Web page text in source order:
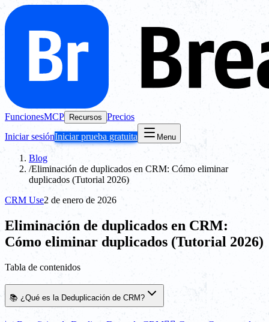
FuncionesMCP Recursos Precios
Iniciar sesiónIniciar prueba gratuita Menu
Blog
/Eliminación de duplicados en CRM: Cómo eliminar
duplicados (Tutorial 2026)
CRM Use2 de enero de 2026
Eliminación de duplicados en CRM:
Cómo eliminar duplicados (Tutorial 2026)
Tabla de contenidos
📚 ¿Qué es la Deduplicación de CRM?